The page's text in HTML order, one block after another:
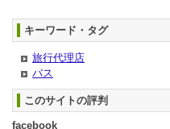
キーワード・タグ
旅行代理店
バス
このサイトの評判
facebook